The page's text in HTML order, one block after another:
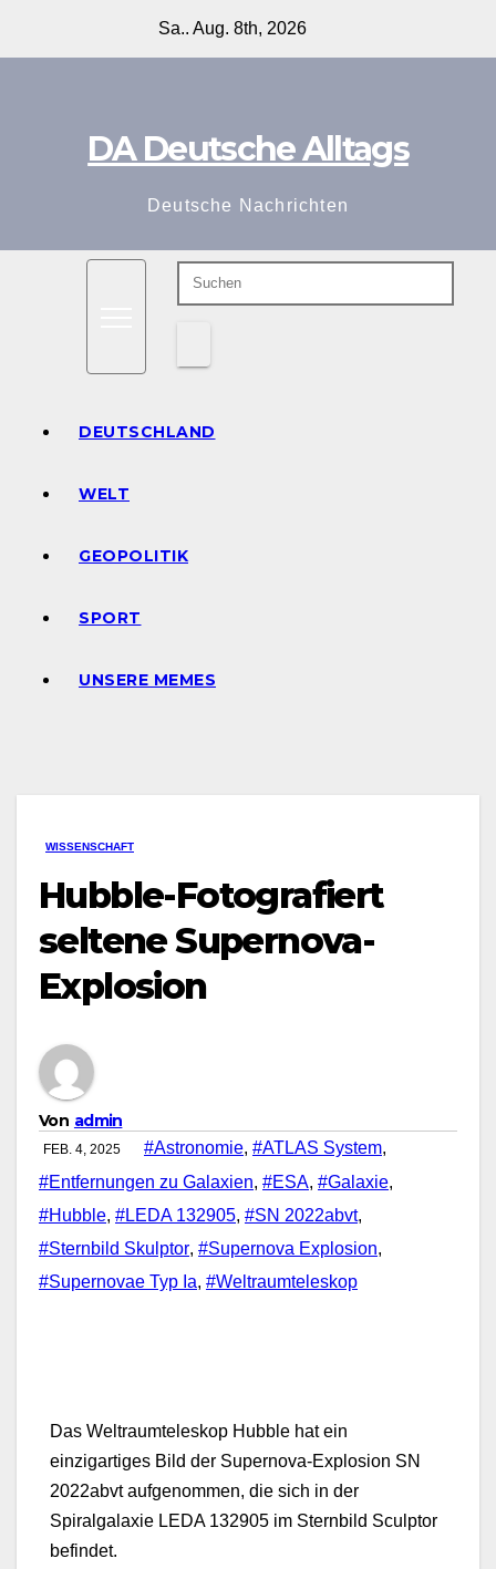
Sa.. Aug. 8th, 2026
DA Deutsche Alltags
Deutsche Nachrichten
DEUTSCHLAND
WELT
GEOPOLITIK
SPORT
UNSERE MEMES
WISSENSCHAFT
Hubble-Fotografiert
seltene Supernova-
Explosion
Von admin
FEB. 4, 2025 #Astronomie, #ATLAS System,
#Entfernungen zu Galaxien, #ESA, #Galaxie,
#Hubble, #LEDA 132905, #SN 2022abvt,
#Sternbild Skulptor, #Supernova Explosion,
#Supernovae Typ Ia, #Weltraumteleskop
Das Weltraumteleskop Hubble hat ein
einzigartiges Bild der Supernova-Explosion SN
2022abvt aufgenommen, die sich in der
Spiralgalaxie LEDA 132905 im Sternbild Sculptor
befindet.